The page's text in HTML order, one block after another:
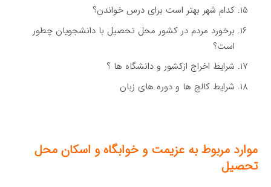
کدام شهر بهتر است برای درس خواندن؟
برخورد مردم در کشور محل تحصیل با دانشجویان چطور
است؟
شرایط اخراج ازکشور و دانشگاه ها ؟
شرایط کالج ها و دوره های زبان
موارد مربوط به عزیمت و خوابگاه و اسکان محل
تحصیل